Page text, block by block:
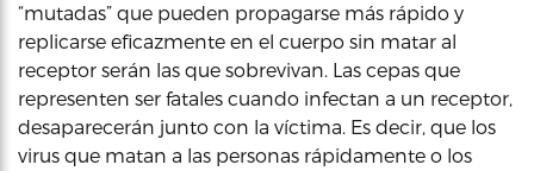
“mutadas” que pueden propagarse más rápido y
replicarse eficazmente en el cuerpo sin matar al
receptor serán las que sobrevivan. Las cepas que
representen ser fatales cuando infectan a un receptor,
desaparecerán junto con la víctima. Es decir, que los
virus que matan a las personas rápidamente o los